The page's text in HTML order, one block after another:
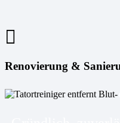
Renovierung &